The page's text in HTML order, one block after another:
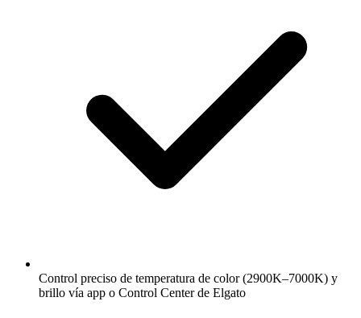
Control preciso de temperatura de color (2900K–7000K) y
brillo vía app o Control Center de Elgato